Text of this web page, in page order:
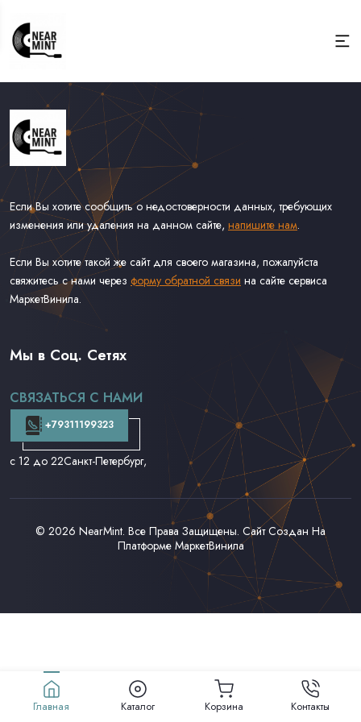
Если Вы хотите сообщить о недостоверности данных, требующих
изменения или удаления на данном сайте, напишите нам.
Если Вы хотите такой же сайт для своего магазина, пожалуйста
свяжитесь с нами через форму обратной связи на сайте сервиса
МаркетВинила.
Виниловые Пластинки
Доставка и Оплата
Контакты
Мы в Соц. Сетях
СВЯЗАТЬСЯ С НАМИ
+79311199323
с 12 до 22Санкт-Петербург,
© 2026 NearMint. Все Права Защищены. Сайт Создан На
Платформе МаркетВинила
Главная Каталог Корзина Контакты